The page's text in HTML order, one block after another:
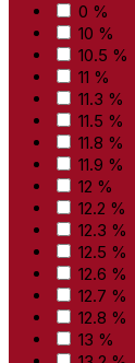
0 %
10 %
10.5 %
11 %
11.3 %
11.5 %
11.8 %
11.9 %
12 %
12.2 %
12.3 %
12.5 %
12.6 %
12.7 %
12.8 %
13 %